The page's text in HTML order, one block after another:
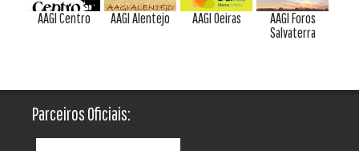
AAGI Centro AAGI Alentejo AAGI Oeiras
AAGI Foros
Salvaterra
Parceiros Oficiais: